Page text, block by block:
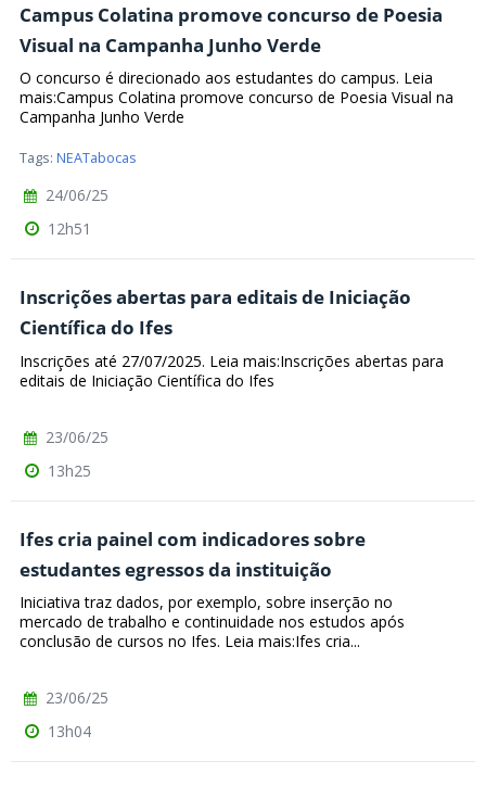
Campus Colatina promove concurso de Poesia
Visual na Campanha Junho Verde
O concurso é direcionado aos estudantes do campus. Leia
mais:Campus Colatina promove concurso de Poesia Visual na
Campanha Junho Verde
Tags: NEATabocas
24/06/25
12h51
Inscrições abertas para editais de Iniciação
Científica do Ifes
Inscrições até 27/07/2025. Leia mais:Inscrições abertas para
editais de Iniciação Científica do Ifes
23/06/25
13h25
Ifes cria painel com indicadores sobre
estudantes egressos da instituição
Iniciativa traz dados, por exemplo, sobre inserção no
mercado de trabalho e continuidade nos estudos após
conclusão de cursos no Ifes. Leia mais:Ifes cria...
23/06/25
13h04